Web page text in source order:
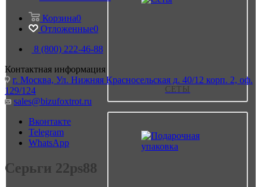
СЕТЫ
Корзина0
Отложенные0
8 (800) 222-46-88
Контактная информация
г. Москва, Ул. Нижняя Красносельская д. 40/12 корп. 2, оф.
129/124
sales@bizufoxtrot.ru
Вконтакте
Telegram
WhatsApp
Серьги 22ps88